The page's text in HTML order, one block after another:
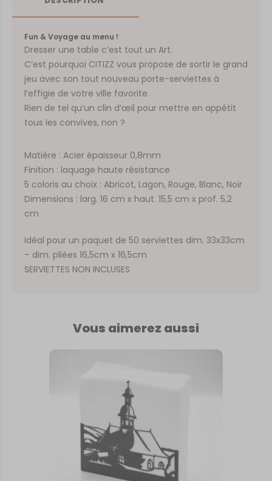
Fun & Voyage au menu !
Dresser une table c’est tout un Art.
C’est pourquoi CITIZZ vous propose de sortir le grand
jeu avec son tout nouveau porte-serviettes à
l’effigie de votre ville favorite.
Rien de tel qu’un clin d’œil pour mettre en appétit
tous les convives, non ?
Matière : Acier épaisseur 0,8mm
Finition : laquage haute résistance
5 coloris au choix : Abricot, Lagon, Rouge, Blanc, Noir
Dimensions : larg. 16 cm x haut. 15,5 cm x prof. 5,2
cm
Idéal pour un paquet de 50 serviettes dim. 33x33cm
– dim. pliées 16,5cm x 16,5cm
SERVIETTES NON INCLUSES
Vous aimerez aussi